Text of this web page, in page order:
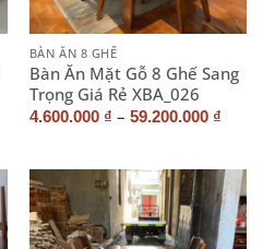
BÀN ĂN 8 GHẾ
Bàn Ăn Mặt Gỗ 8 Ghế Sang
Trọng Giá Rẻ XBA_026
4.600.000 ₫ – 59.200.000 ₫